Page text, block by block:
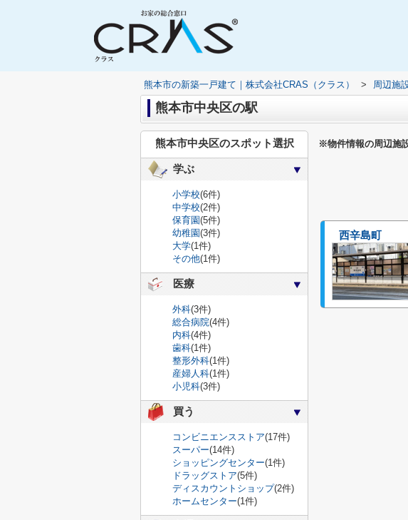
熊本市の新築一戸建て｜株式会社CRAS（クラス） > 周辺施
熊本市中央区の駅
※物件情報の周辺施
西辛島町
熊本市中央区のスポット選択
学ぶ
小学校(6件)
中学校(2件)
保育園(5件)
幼稚園(3件)
大学(1件)
その他(1件)
医療
外科(3件)
総合病院(4件)
内科(4件)
歯科(1件)
整形外科(1件)
産婦人科(1件)
小児科(3件)
買う
コンビニエンスストア(17件)
スーパー(14件)
ショッピングセンター(1件)
ドラッグストア(5件)
ディスカウントショップ(2件)
ホームセンター(1件)